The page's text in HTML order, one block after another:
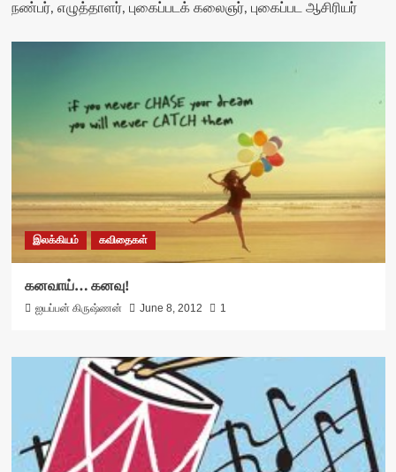
நண்பர், எழுத்தாளர், புகைப்படக் கலைஞர், புகைப்பட ஆசிரியர்
இலக்கியம் கவிதைகள்
கனவாய்… கனவு!
ஐயப்பன் கிருஷ்ணன் June 8, 2012 1